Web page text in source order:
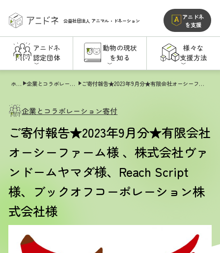
公益社団法人 アニマル・ドネーション
アニドネ
を支援
アニドネ
認定団体
動物の現状
を知る
様々な
支援方法
ホーム 企業とコラボレーション寄付 ご寄付報告★2023年9月分★有限会社オーシーファーム様 、株式会社ヴァンドームヤマダ様、Reach Script様、ブックオフコーポレーション株式会社様
企業とコラボレーション寄付
ご寄付報告★2023年9月分★有限会社
オーシーファーム様 、株式会社ヴァ
ンドームヤマダ様、Reach Script
様、ブックオフコーポレーション株
式会社様